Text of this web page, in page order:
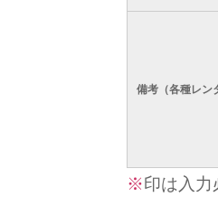
備考（各種レン
※印は入力